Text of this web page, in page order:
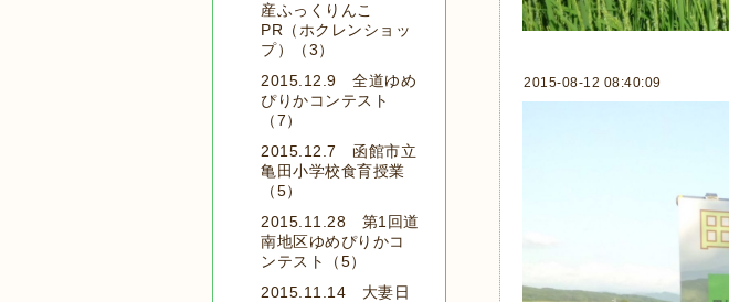
2015-08-12 08:40:09
産ふっくりんこ
PR（ホクレンショッ
プ）（3）
2015.12.9 全道ゆめ
ぴりかコンテスト
（7）
2015.12.7 函館市立
亀田小学校食育授業
（5）
2015.11.28 第1回道
南地区ゆめぴりかコ
ンテスト（5）
2015.11.14 大妻日